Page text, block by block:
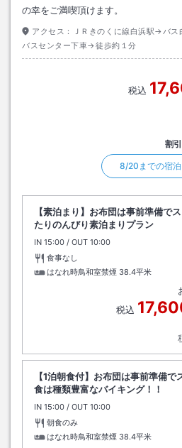
の幸をご満喫頂けます。
アクセス：
ＪＲきのくに線白浜駅→バ
バスセンター下車→徒歩約１分
税込
割
8/20までの宿
【素泊まり】お布団は事前準備で
たりのんびり素泊まりプラン
IN チェックイン
15:00 / OUT チェックアウト
10:00
食事なし
はなれ時鳥和室禁煙 38.4平米
税込
【1泊朝食付】お布団は事前準備
食は種類豊富なバイキング！！
IN チェックイン
15:00 / OUT チェックアウト
10:00
朝食のみ
はなれ時鳥和室禁煙 38.4平米